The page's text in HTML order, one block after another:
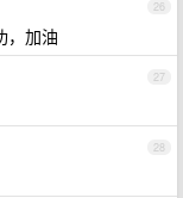
26
，加油
27
28